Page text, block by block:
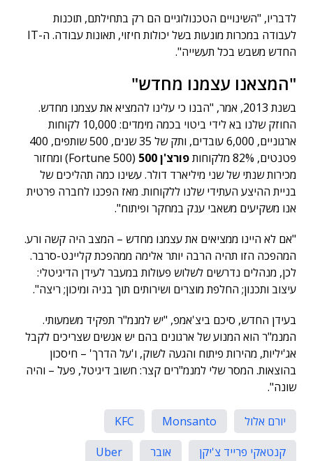
לדבריו, "השינויים הטכנולוגיים הם רק בתחילתם, תוכנות
לעבודה במכרות מונעות בשל יכולות חיזוי, תאונות עבודה. ה-IT
החדש משבש בכל תעשייה".
"המצאנו עצמנו מחדש"
בשנת 2013, אמר, "הבנו כי עלינו להמציא את עצמנו מחדש.
החוזק שלנו בא לידי ביטוי בכמה מימדים: 10,000 לקוחות
ארגוניים, 6,000 עובדים, ותק של 35 שנים, 500 שותפים, 400
פטנטים, 82% מלקוחות
פורצ'ן 500
(Fortune 500) ומחזור
מכירות שנתי של שני מיליארד דולר. עשינו כמה תהליכים של
בניית ההיצע העתידי שלנו ללקוחות. מאז הפכנו לחברה פרטית
אנו משקיעים משאבי ענק במחקר ופיתוח".
"אם לא היינו ממציאים את עצמנו מחדש – המצב היה קשה ורע.
המהפכה הזו תהיה הרבה יותר אלימה ממהפכת קליינט-סרבר.
לכן, מנהלים נדרשים לשלוש פעולות במעבר לעידן הדיגיטלי:
עיצוב ותכנון; החלפת מוצרים ושירותים תוך בניה ומיכון; ריצה".
בעידן החדש, סיכם ביצ'אמפ, "יש למנמ"ר תפקיד משמעותי.
המנמ"ר הוא המנוע של ארגונים בהם יש אנשים שצריכים לקבל
אג'יליות, מהירות פיתוח והגעה לשוק, ו'על הדרך' – חיסכון
בהוצאות. המסר שלי למנמ"רים קצר: חשוב דיגיטל, פעל – והיה
שונה".
יורם אלול Monsanto
KFC
קנטאקי פרייד צ'יקן
אובר
Uber